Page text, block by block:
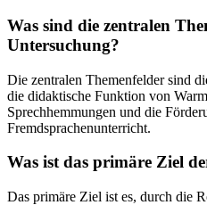
Was sind die zentralen
Untersuchung?
Die zentralen Themenfelder sind
die didaktische Funktion von
Sprechhemmungen und die
Fremdsprachenunterricht.
Was ist das primäre Ziel
Das primäre Ziel ist es, durch die